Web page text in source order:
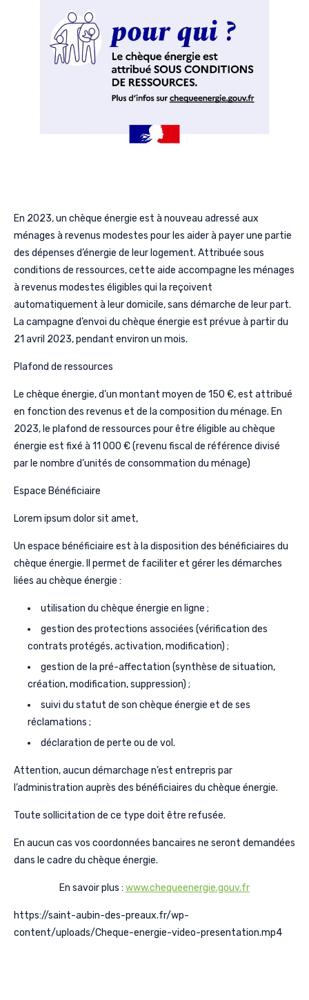
En 2023, un chèque énergie est à nouveau adressé aux
ménages à revenus modestes pour les aider à payer une partie
des dépenses d’énergie de leur logement. Attribuée sous
conditions de ressources, cette aide accompagne les ménages
à revenus modestes éligibles qui la reçoivent
automatiquement à leur domicile, sans démarche de leur part.
La campagne d’envoi du chèque énergie est prévue à partir du
21 avril 2023, pendant environ un mois.
Plafond de ressources
Le chèque énergie, d’un montant moyen de 150 €, est attribué
en fonction des revenus et de la composition du ménage. En
2023, le plafond de ressources pour être éligible au chèque
énergie est fixé à 11 000 € (revenu fiscal de référence divisé
par le nombre d’unités de consommation du ménage)
Espace Bénéficiaire
Lorem ipsum dolor sit amet,
Un espace bénéficiaire est à la disposition des bénéficiaires du
chèque énergie. Il permet de faciliter et gérer les démarches
liées au chèque énergie :
utilisation du chèque énergie en ligne ;
gestion des protections associées (vérification des
contrats protégés, activation, modification) ;
gestion de la pré-affectation (synthèse de situation,
création, modification, suppression) ;
suivi du statut de son chèque énergie et de ses
réclamations ;
déclaration de perte ou de vol.
Attention, aucun démarchage n’est entrepris par
l’administration auprès des bénéficiaires du chèque énergie.
Toute sollicitation de ce type doit être refusée.
En aucun cas vos coordonnées bancaires ne seront demandées
dans le cadre du chèque énergie.
En savoir plus : www.chequeenergie.gouv.fr
https://saint-aubin-des-preaux.fr/wp-
content/uploads/Cheque-energie-video-presentation.mp4